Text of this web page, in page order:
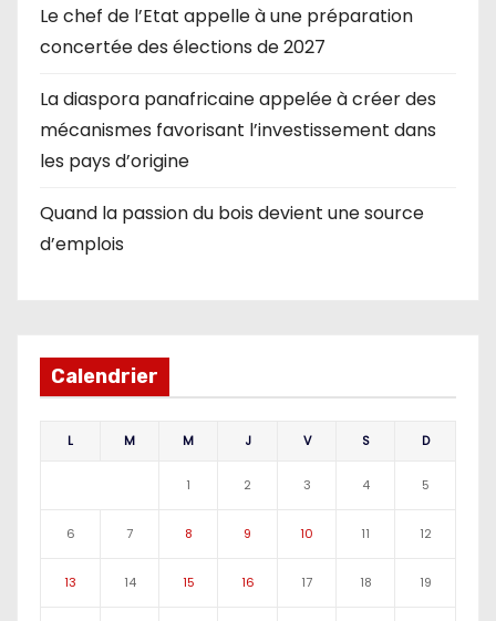
Le chef de l’Etat appelle à une préparation
concertée des élections de 2027
La diaspora panafricaine appelée à créer des
mécanismes favorisant l’investissement dans
les pays d’origine
Quand la passion du bois devient une source
d’emplois
Calendrier
L M M J V S D
1 2 3 4 5
6 7 8 9 10 11 12
13 14 15 16 17 18 19